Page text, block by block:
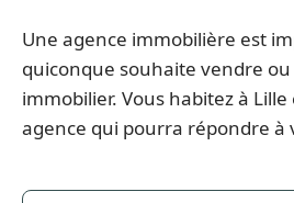
Une agence immobilière est
quiconque souhaite vendre
immobilier. Vous habitez à
agence qui pourra répondre à